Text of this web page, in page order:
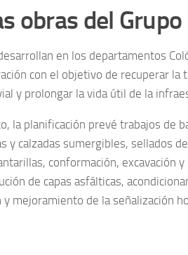
obras del Grupo
en los departamentos
con el objetivo de recuperar
y prolongar la vida útil de la
la planificación prevé trabajos de
y calzadas sumergibles, sellados
conformación, excavación
de capas asfálticas,
mejoramiento de la señalización